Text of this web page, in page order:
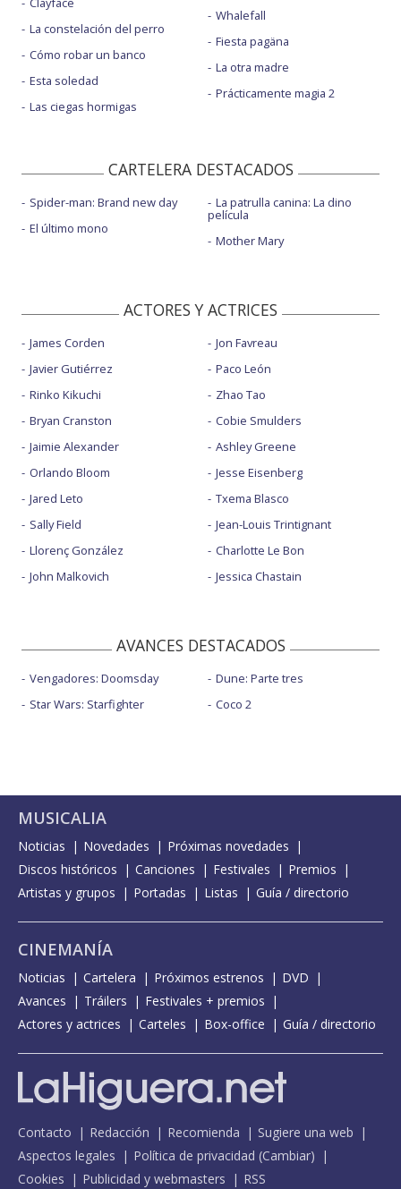
La constelación del perro
Cómo robar un banco
Esta soledad
Las ciegas hormigas
Whalefall
Fiesta pagäna
La otra madre
Prácticamente magia 2
CARTELERA DESTACADOS
Spider-man: Brand new day
El último mono
La patrulla canina: La dino
película
Mother Mary
ACTORES Y ACTRICES
James Corden
Javier Gutiérrez
Rinko Kikuchi
Bryan Cranston
Jaimie Alexander
Orlando Bloom
Jared Leto
Sally Field
Llorenç González
John Malkovich
Jon Favreau
Paco León
Zhao Tao
Cobie Smulders
Ashley Greene
Jesse Eisenberg
Txema Blasco
Jean-Louis Trintignant
Charlotte Le Bon
Jessica Chastain
AVANCES DESTACADOS
Vengadores: Doomsday
Star Wars: Starfighter
Dune: Parte tres
Coco 2
MUSICALIA
Noticias Novedades
Próximas novedades
Discos históricos
Canciones Festivales
Premios
Artistas y grupos
Portadas Listas Guía / directorio
CINEMANÍA
Noticias Cartelera Próximos estrenos
DVD
Avances
Tráilers
Festivales + premios
Actores y actrices
Carteles Box-office Guía / directorio
Contacto Redacción Recomienda
Sugiere una web
Aspectos legales
Política de privacidad (Cambiar)
Cookies
Publicidad y webmasters RSS